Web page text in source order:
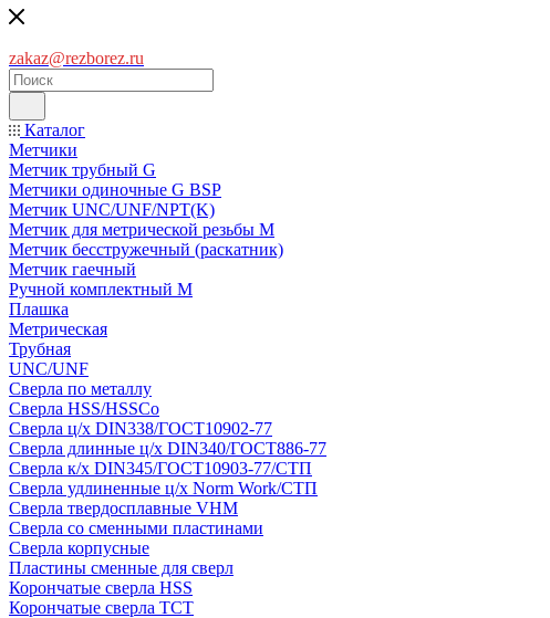
zakaz@rezborez.ru
Каталог
Метчики
Метчик трубный G
Метчики одиночные G BSP
Метчик UNC/UNF/NPT(K)
Метчик для метрической резьбы M
Метчик бесстружечный (раскатник)
Метчик гаечный
Ручной комплектный M
Плашка
Метрическая
Трубная
UNC/UNF
Сверла по металлу
Сверла HSS/HSSCo
Сверла ц/х DIN338/ГОСТ10902-77
Сверла длинные ц/х DIN340/ГОСТ886-77
Сверла к/х DIN345/ГОСТ10903-77/СТП
Сверла удлиненные ц/х Norm Work/СТП
Сверла твердосплавные VHM
Сверла со сменными пластинами
Сверла корпусные
Пластины сменные для сверл
Корончатые сверла HSS
Корончатые сверла TCT